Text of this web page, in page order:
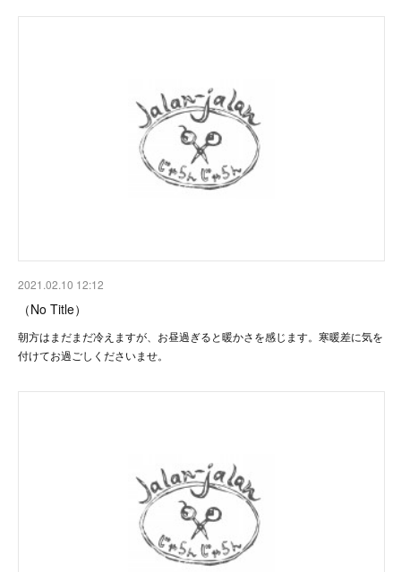
2021.02.10 12:12
（No Title）
朝方はまだまだ冷えますが、お昼過ぎると暖かさを感じます。寒暖差に気を
付けてお過ごしくださいませ。